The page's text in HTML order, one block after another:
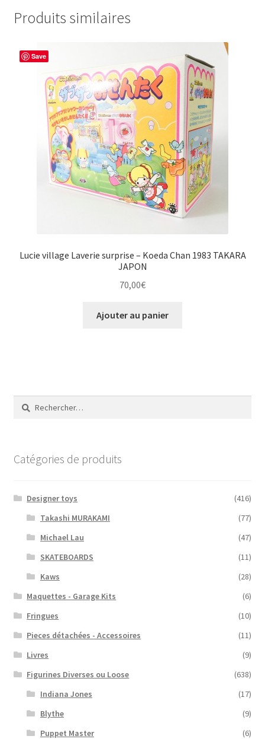
Produits similaires
Save
Lucie village Laverie surprise – Koeda Chan 1983 TAKARA
JAPON
70,00€
Ajouter au panier
Rechercher :
Catégories de produits
Designer toys
(416)
Takashi MURAKAMI
(77)
Michael Lau
(47)
SKATEBOARDS
(11)
Kaws
(28)
Maquettes - Garage Kits
(6)
Fringues
(10)
Pieces détachées - Accessoires
(11)
Livres
(9)
Figurines Diverses ou Loose
(638)
Indiana Jones
(17)
Blythe
(9)
Puppet Master
(6)